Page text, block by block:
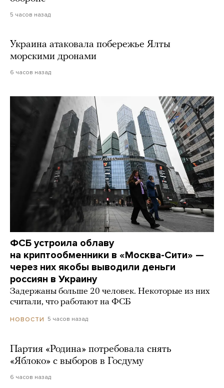
5 часов назад
Украина атаковала побережье Ялты
морскими дронами
6 часов назад
ФСБ устроила облаву
на криптообменники в «Москва-Сити» —
через них якобы выводили деньги
россиян в Украину
Задержаны больше 20 человек. Некоторые из них
считали, что работают на ФСБ
НОВОСТИ 5 часов назад
Партия «Родина» потребовала снять
«Яблоко» с выборов в Госдуму
6 часов назад